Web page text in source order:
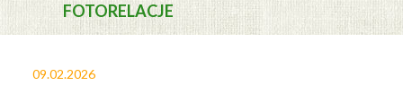
FOTORELACJE
09.02.2026